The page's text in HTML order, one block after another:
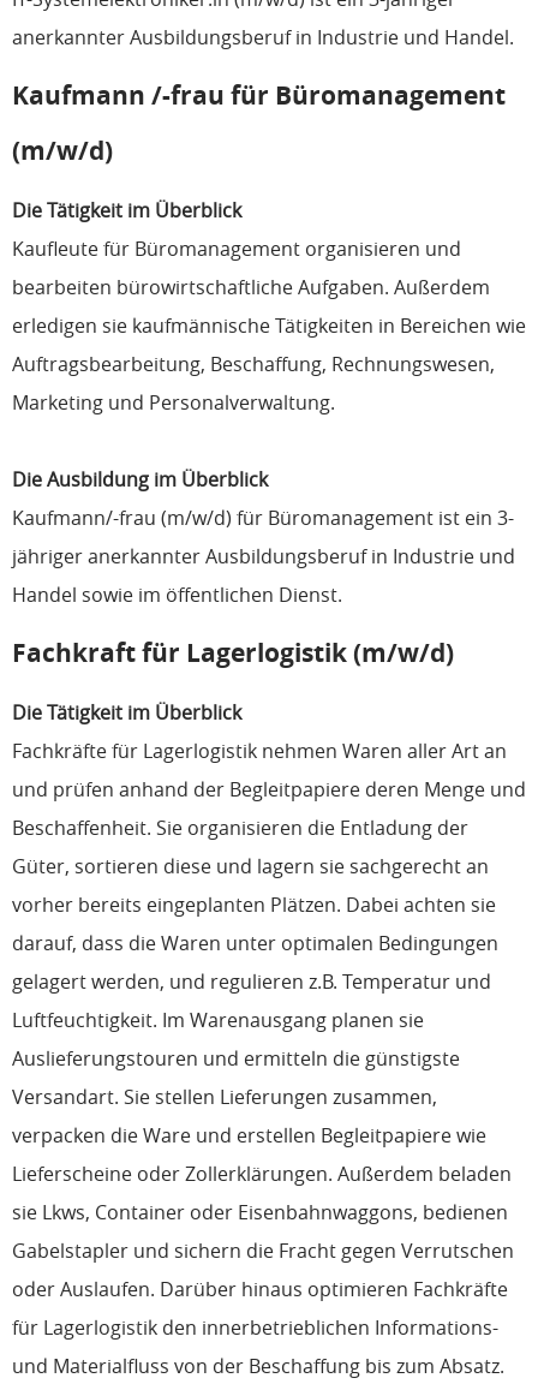
anerkannter Ausbildungsberuf in Industrie und Handel.
Kaufmann /-frau für Büromanagement
(m/w/d)
Die Tätigkeit im Überblick
Kaufleute für Büromanagement organisieren und
bearbeiten bürowirtschaftliche Aufgaben. Außerdem
erledigen sie kaufmännische Tätigkeiten in Bereichen wie
Auftragsbearbeitung, Beschaffung, Rechnungswesen,
Marketing und Personalverwaltung.
Die Ausbildung im Überblick
Kaufmann/-frau (m/w/d) für Büromanagement ist ein 3-
jähriger anerkannter Ausbildungsberuf in Industrie und
Handel sowie im öffentlichen Dienst.
Fachkraft für Lagerlogistik (m/w/d)
Die Tätigkeit im Überblick
Fachkräfte für Lagerlogistik nehmen Waren aller Art an
und prüfen anhand der Begleitpapiere deren Menge und
Beschaffenheit. Sie organisieren die Entladung der
Güter, sortieren diese und lagern sie sachgerecht an
vorher bereits eingeplanten Plätzen. Dabei achten sie
darauf, dass die Waren unter optimalen Bedingungen
gelagert werden, und regulieren z.B. Temperatur und
Luftfeuchtigkeit. Im Warenausgang planen sie
Auslieferungstouren und ermitteln die günstigste
Versandart. Sie stellen Lieferungen zusammen,
verpacken die Ware und erstellen Begleitpapiere wie
Lieferscheine oder Zollerklärungen. Außerdem beladen
sie Lkws, Container oder Eisenbahnwaggons, bedienen
Gabelstapler und sichern die Fracht gegen Verrutschen
oder Auslaufen. Darüber hinaus optimieren Fachkräfte
für Lagerlogistik den innerbetrieblichen Informations-
und Materialfluss von der Beschaffung bis zum Absatz.